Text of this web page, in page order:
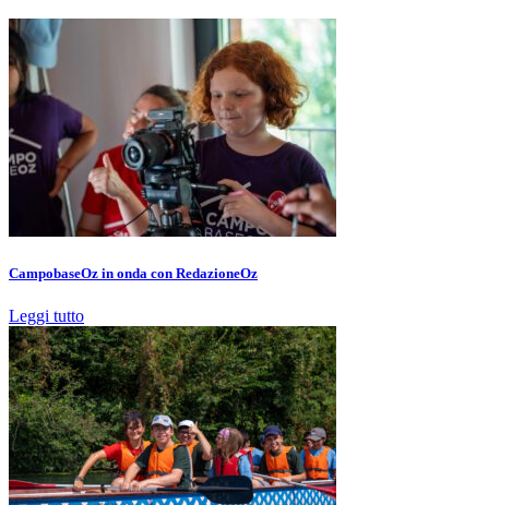
CampobaseOz in onda con RedazioneOz
Leggi tutto